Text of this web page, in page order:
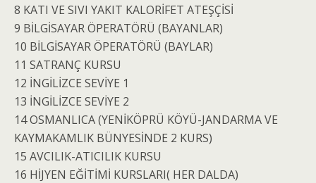
8 KATI VE SIVI YAKIT KALORİFET ATEŞÇİSİ
9 BİLGİSAYAR ÖPERATÖRÜ (BAYANLAR)
10 BİLGİSAYAR ÖPERATÖRÜ (BAYLAR)
11 SATRANÇ KURSU
12 İNGİLİZCE SEVİYE 1
13 İNGİLİZCE SEVİYE 2
14 OSMANLICA (YENİKÖPRÜ KÖYÜ-JANDARMA VE
KAYMAKAMLIK BÜNYESİNDE 2 KURS)
15 AVCILIK-ATICILIK KURSU
16 HİJYEN EĞİTİMİ KURSLARI( HER DALDA)